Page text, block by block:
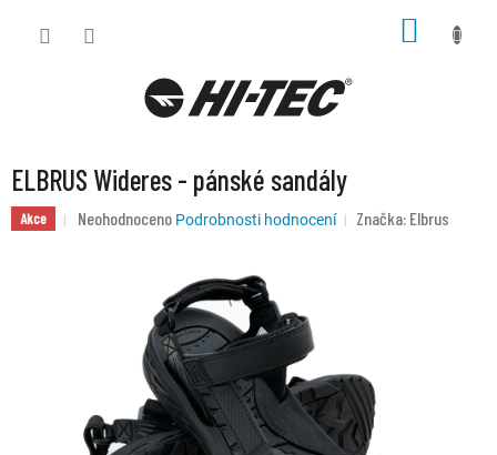
ELBRUS Wideres - pánské sandály
Akce
Průměrné
Neohodnoceno Podrobnosti hodnocení Značka: Elbrus